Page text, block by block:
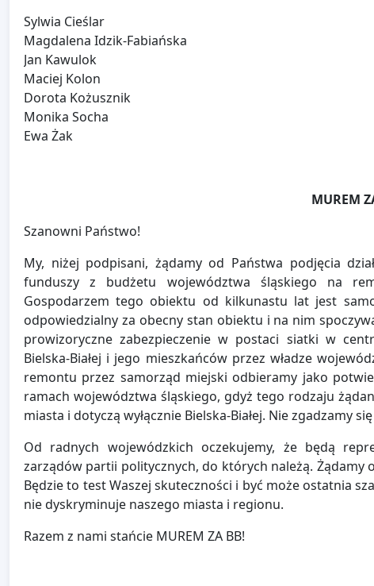
Sylwia Cieślar
Magdalena Idzik-Fabiańska
Jan Kawulok
Maciej Kolon
Dorota Kożusznik
Monika Socha
Ewa Żak
MUREM
Szanowni Państwo!
My, niżej podpisani, żądamy od Państwa podjęcia
funduszy z budżetu województwa śląskiego na
Gospodarzem tego obiektu od kilkunastu lat jest
odpowiedzialny za obecny stan obiektu i na nim
prowizoryczne zabezpieczenie w postaci siatki w
Bielska-Białej i jego mieszkańców przez władze
remontu przez samorząd miejski odbieramy jako
ramach województwa śląskiego, gdyż tego rodzaju
miasta i dotyczą wyłącznie Bielska-Białej. Nie zgadzamy
Od radnych wojewódzkich oczekujemy, że będą
zarządów partii politycznych, do których należą.
Będzie to test Waszej skuteczności i być może ostatnia
nie dyskryminuje naszego miasta i regionu.
Razem z nami stańcie MUREM ZA BB!